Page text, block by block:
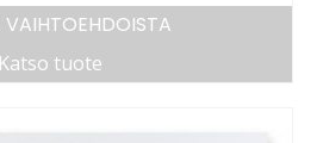
VAIHTOEHDOISTA
Katso tuote